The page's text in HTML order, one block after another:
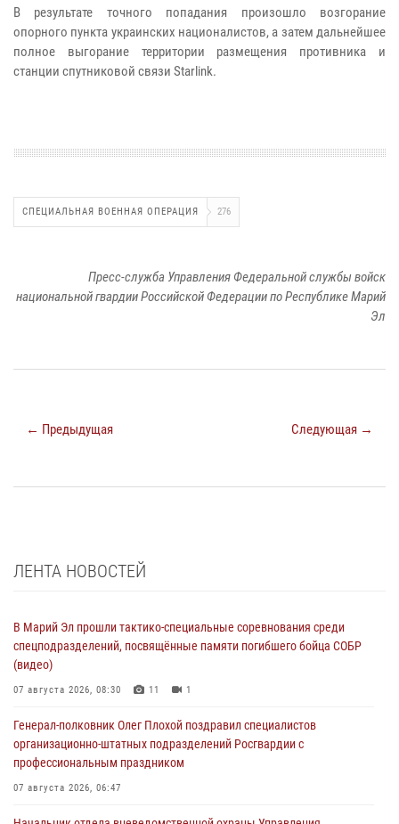
В результате точного попадания произошло возгорание
опорного пункта украинских националистов, а затем дальнейшее
полное выгорание территории размещения противника и
станции спутниковой связи Starlink.
СПЕЦИАЛЬНАЯ ВОЕННАЯ ОПЕРАЦИЯ 276
Пресс-служба Управления Федеральной службы войск
национальной гвардии Российской Федерации по Республике Марий
Эл
← Предыдущая Следующая →
ЛЕНТА НОВОСТЕЙ
В Марий Эл прошли тактико-специальные соревнования среди
спецподразделений, посвящённые памяти погибшего бойца СОБР
(видео)
07 августа 2026, 08:30 11 1
Генерал-полковник Олег Плохой поздравил специалистов
организационно-штатных подразделений Росгвардии с
профессиональным праздником
07 августа 2026, 06:47